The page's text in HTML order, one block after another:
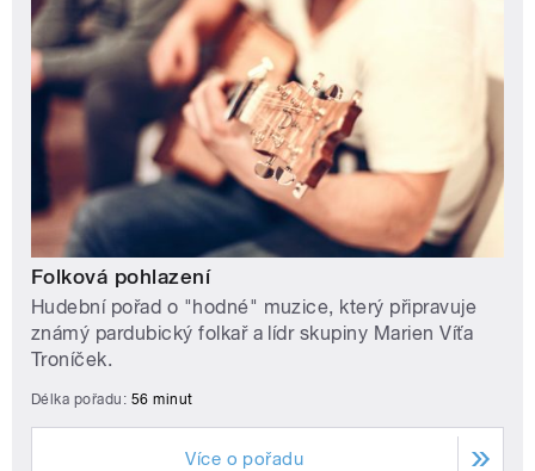
Folková pohlazení
Hudební pořad o "hodné" muzice, který připravuje
známý pardubický folkař a lídr skupiny Marien Víťa
Troníček.
Délka pořadu: 56 minut
Více o pořadu